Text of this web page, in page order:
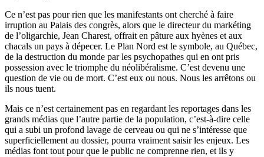
Ce n’est pas pour rien que les manifestants ont cherché à faire
irruption au Palais des congrès, alors que le directeur du markéting
de l’oligarchie, Jean Charest, offrait en pâture aux hyènes et aux
chacals un pays à dépecer. Le Plan Nord est le symbole, au Québec,
de la destruction du monde par les psychopathes qui en ont pris
possession avec le triomphe du néolibéralisme. C’est devenu une
question de vie ou de mort. C’est eux ou nous. Nous les arrêtons ou
ils nous tuent.
Mais ce n’est certainement pas en regardant les reportages dans les
grands médias que l’autre partie de la population, c’est-à-dire celle
qui a subi un profond lavage de cerveau ou qui ne s’intéresse que
superficiellement au dossier, pourra vraiment saisir les enjeux. Les
médias font tout pour que le public ne comprenne rien, et ils y